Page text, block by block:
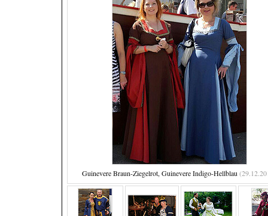
Guinevere Braun-Ziegelrot, Guinevere Indigo-Hellblau